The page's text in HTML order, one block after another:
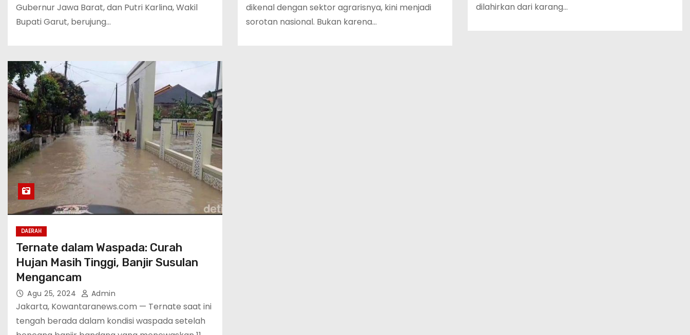
Gubernur Jawa Barat, dan Putri Karlina, Wakil
Bupati Garut, berujung…
dikenal dengan sektor agrarisnya, kini menjadi
sorotan nasional. Bukan karena…
dilahirkan dari karang…
DAERAH
Ternate dalam Waspada: Curah
Hujan Masih Tinggi, Banjir Susulan
Mengancam
Agu 25, 2024 Admin
Jakarta, Kowantaranews.com — Ternate saat ini
tengah berada dalam kondisi waspada setelah